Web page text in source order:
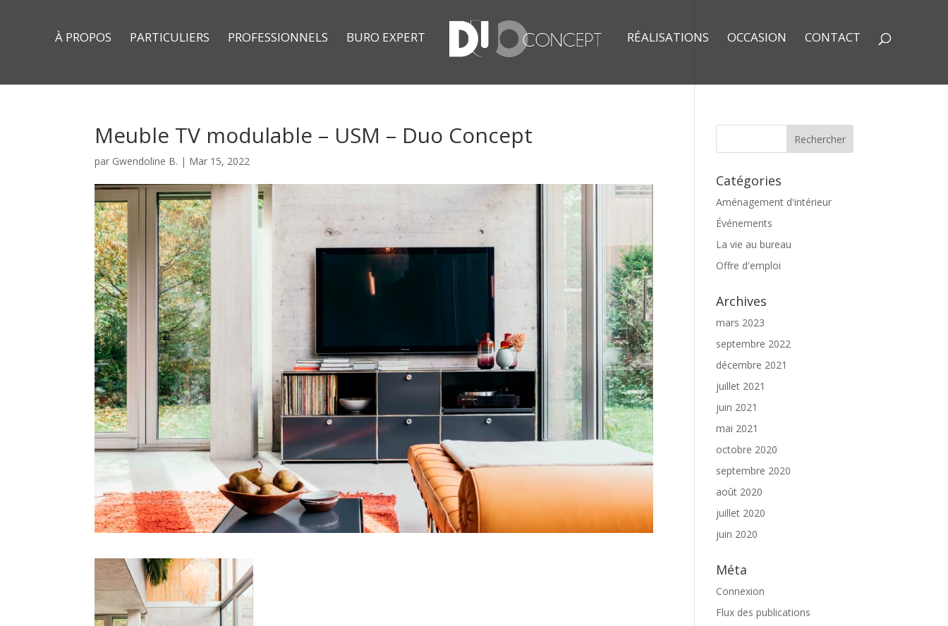
À PROPOS PARTICULIERS PROFESSIONNELS BURO EXPERT RÉALISATIONS OCCASION CONTACT
Meuble TV modulable – USM – Duo Concept
par Gwendoline B. | Mar 15, 2022
Catégories
Aménagement d'intérieur
Événements
La vie au bureau
Offre d'emploi
Archives
mars 2023
septembre 2022
décembre 2021
juillet 2021
juin 2021
mai 2021
octobre 2020
septembre 2020
août 2020
juillet 2020
juin 2020
Méta
Connexion
Flux des publications